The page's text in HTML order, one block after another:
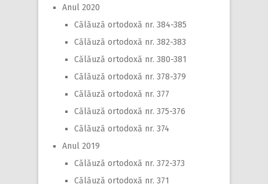
Anul 2020
Călăuză ortodoxă nr. 384-385
Călăuză ortodoxă nr. 382-383
Călăuză ortodoxă nr. 380-381
Călăuză ortodoxă nr. 378-379
Călăuză ortodoxă nr. 377
Călăuză ortodoxă nr. 375-376
Călăuză ortodoxă nr. 374
Anul 2019
Călăuză ortodoxă nr. 372-373
Călăuză ortodoxă nr. 371